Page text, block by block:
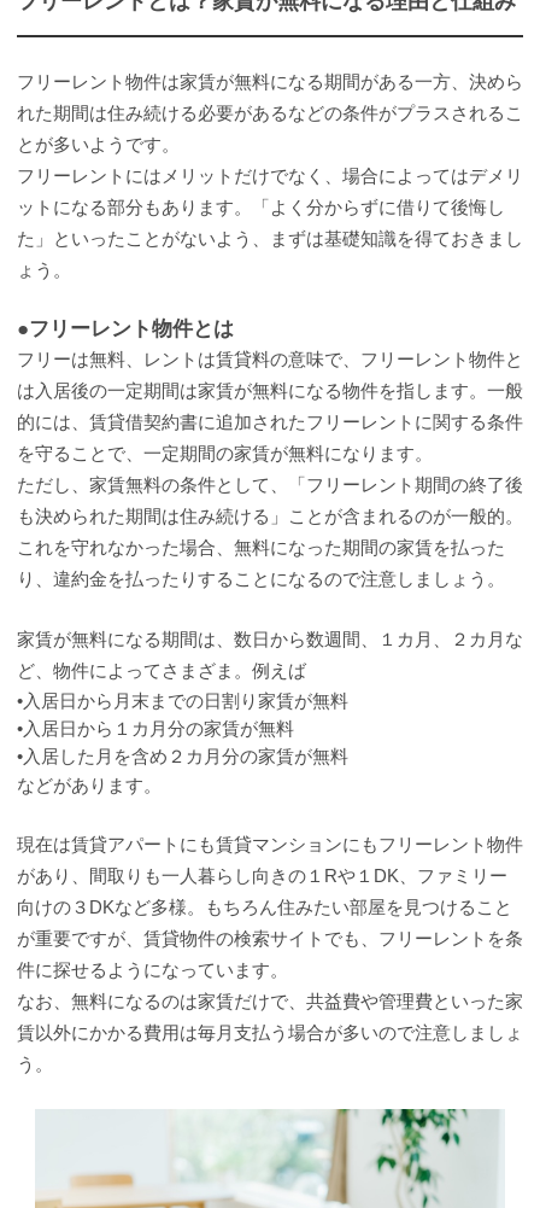
フリーレント物件は家賃が無料になる期間がある一方、決めら
れた期間は住み続ける必要があるなどの条件がプラスされるこ
とが多いようです。
フリーレントにはメリットだけでなく、場合によってはデメリ
ットになる部分もあります。「よく分からずに借りて後悔し
た」といったことがないよう、まずは基礎知識を得ておきまし
ょう。
●フリーレント物件とは
フリーは無料、レントは賃貸料の意味で、フリーレント物件と
は入居後の一定期間は家賃が無料になる物件を指します。一般
的には、賃貸借契約書に追加されたフリーレントに関する条件
を守ることで、一定期間の家賃が無料になります。
ただし、家賃無料の条件として、「フリーレント期間の終了後
も決められた期間は住み続ける」ことが含まれるのが一般的。
これを守れなかった場合、無料になった期間の家賃を払った
り、違約金を払ったりすることになるので注意しましょう。
家賃が無料になる期間は、数日から数週間、１カ月、２カ月な
ど、物件によってさまざま。例えば
•入居日から月末までの日割り家賃が無料
•入居日から１カ月分の家賃が無料
•入居した月を含め２カ月分の家賃が無料
などがあります。
現在は賃貸アパートにも賃貸マンションにもフリーレント物件
があり、間取りも一人暮らし向きの１Rや１DK、ファミリー
向けの３DKなど多様。もちろん住みたい部屋を見つけること
が重要ですが、賃貸物件の検索サイトでも、フリーレントを条
件に探せるようになっています。
なお、無料になるのは家賃だけで、共益費や管理費といった家
賃以外にかかる費用は毎月支払う場合が多いので注意しましょ
う。